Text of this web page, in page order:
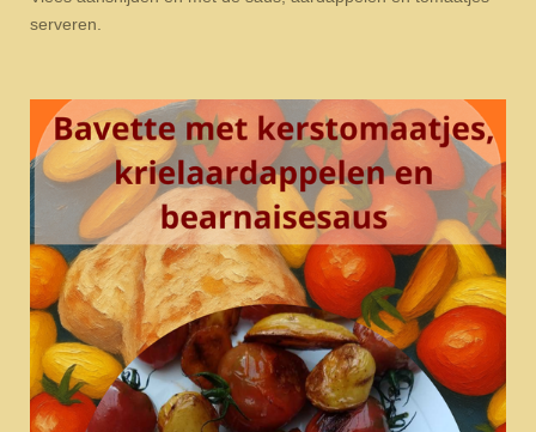
serveren.